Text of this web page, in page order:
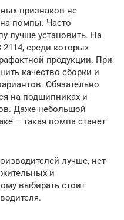
признаков не
помпы. Часто
лучше установить. На
среди которых
продукции. При
качество сборки и
Обязательно
на подшипниках и
Даже небольшой
– такая помпа станет
лучше, нет
и
выбирать стоит